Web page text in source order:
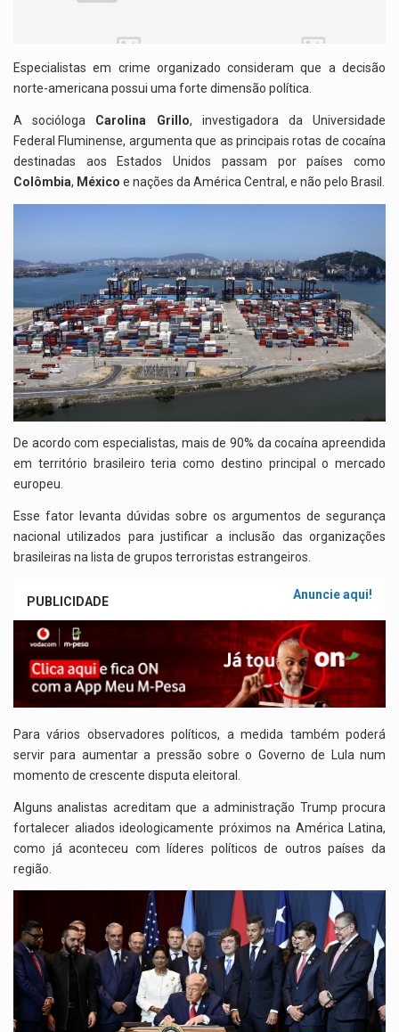
Especialistas em crime organizado consideram que a decisão
norte-americana possui uma forte dimensão política.
A socióloga Carolina Grillo, investigadora da Universidade
Federal Fluminense, argumenta que as principais rotas de cocaína
destinadas aos Estados Unidos passam por países como
Colômbia, México e nações da América Central, e não pelo Brasil.
De acordo com especialistas, mais de 90% da cocaína apreendida
em território brasileiro teria como destino principal o mercado
europeu.
Esse fator levanta dúvidas sobre os argumentos de segurança
nacional utilizados para justificar a inclusão das organizações
brasileiras na lista de grupos terroristas estrangeiros.
PUBLICIDADE Anuncie aqui!
Para vários observadores políticos, a medida também poderá
servir para aumentar a pressão sobre o Governo de Lula num
momento de crescente disputa eleitoral.
Alguns analistas acreditam que a administração Trump procura
fortalecer aliados ideologicamente próximos na América Latina,
como já aconteceu com líderes políticos de outros países da
região.